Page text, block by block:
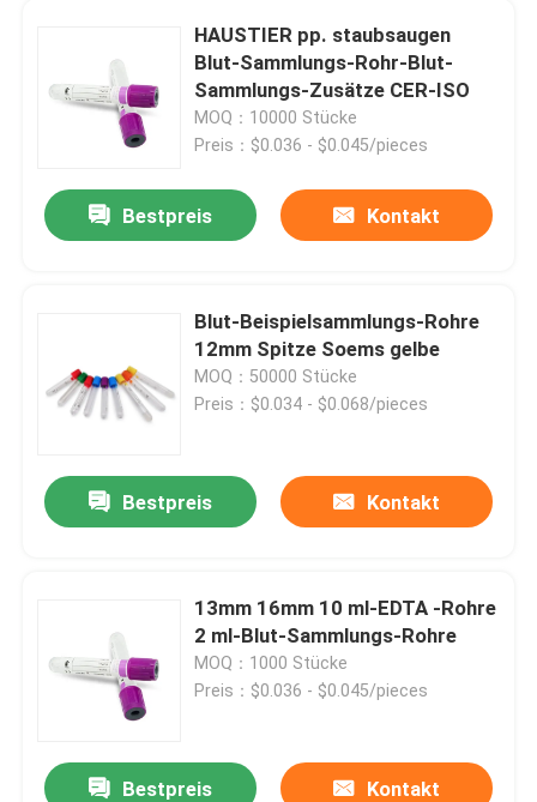
Über uns
Fabrik Tour
HAUSTIER pp. staubsaugen
Blut-Sammlungs-Rohr-Blut-
Sammlungs-Zusätze CER-ISO
MOQ：10000 Stücke
Preis：$0.036 - $0.045/pieces
Bestpreis Kontakt
Blut-Beispielsammlungs-Rohre
12mm Spitze Soems gelbe
MOQ：50000 Stücke
Preis：$0.034 - $0.068/pieces
Bestpreis Kontakt
13mm 16mm 10 ml-EDTA -Rohre
2 ml-Blut-Sammlungs-Rohre
MOQ：1000 Stücke
Preis：$0.036 - $0.045/pieces
Bestpreis Kontakt